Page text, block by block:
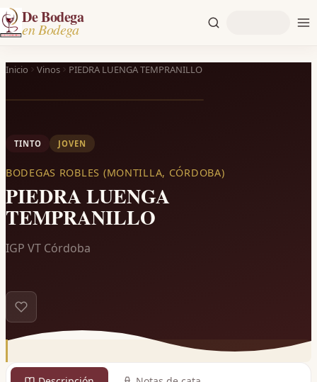
De Bodega
en Bodega
Inicio Vinos PIEDRA LUENGA TEMPRANILLO
TINTO JOVEN
BODEGAS ROBLES (MONTILLA, CÓRDOBA)
PIEDRA LUENGA
TEMPRANILLO
IGP VT Córdoba